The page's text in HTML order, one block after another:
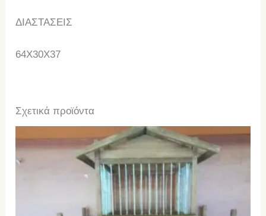
ΔΙΑΣΤΑΣΕΙΣ
64Χ30Χ37
Σχετικά προϊόντα